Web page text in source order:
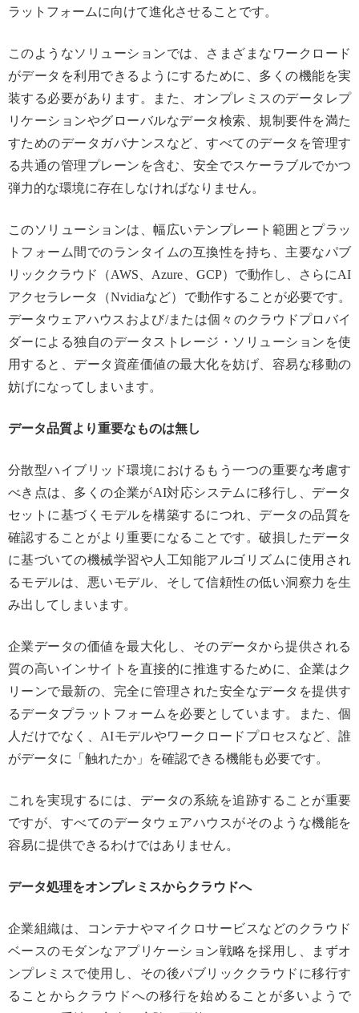
ラットフォームに向けて進化させることです。
このようなソリューションでは、さまざまなワークロード
がデータを利用できるようにするために、多くの機能を実
装する必要があります。また、オンプレミスのデータレプ
リケーションやグローバルなデータ検索、規制要件を満た
すためのデータガバナンスなど、すべてのデータを管理す
る共通の管理プレーンを含む、安全でスケーラブルでかつ
弾力的な環境に存在しなければなりません。
このソリューションは、幅広いテンプレート範囲とプラッ
トフォーム間でのランタイムの互換性を持ち、主要なパブ
リッククラウド（AWS、Azure、GCP）で動作し、さらにAI
アクセラレータ（Nvidiaなど）で動作することが必要です。
データウェアハウスおよび/または個々のクラウドプロバイ
ダーによる独自のデータストレージ・ソリューションを使
用すると、データ資産価値の最大化を妨げ、容易な移動の
妨げになってしまいます。
データ品質より重要なものは無し
分散型ハイブリッド環境におけるもう一つの重要な考慮す
べき点は、多くの企業がAI対応システムに移行し、データ
セットに基づくモデルを構築するにつれ、データの品質を
確認することがより重要になることです。破損したデータ
に基づいての機械学習や人工知能アルゴリズムに使用され
るモデルは、悪いモデル、そして信頼性の低い洞察力を生
み出してしまいます。
企業データの価値を最大化し、そのデータから提供される
質の高いインサイトを直接的に推進するために、企業はク
リーンで最新の、完全に管理された安全なデータを提供す
るデータプラットフォームを必要としています。また、個
人だけでなく、AIモデルやワークロードプロセスなど、誰
がデータに「触れたか」を確認できる機能も必要です。
これを実現するには、データの系統を追跡することが重要
ですが、すべてのデータウェアハウスがそのような機能を
容易に提供できるわけではありません。
データ処理をオンプレミスからクラウドへ
企業組織は、コンテナやマイクロサービスなどのクラウド
ベースのモダンなアプリケーション戦略を採用し、まずオ
ンプレミスで使用し、その後パブリッククラウドに移行す
ることからクラウドへの移行を始めることが多いようで